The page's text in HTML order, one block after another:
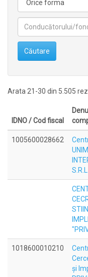
Căutare
Arata 21-30 din 5.505
IDNO / Cod fiscal
1005600028662
S.R.L
1018600010210
şi